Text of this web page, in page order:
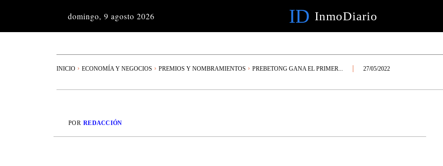
domingo, 9 agosto 2026 ID InmoDiario
INICIO ECONOMÍA Y NEGOCIOS PREMIOS Y NOMBRAMIENTOS PREBETONG GANA EL PRIMER... 27/05/2022
POR REDACCIÓN